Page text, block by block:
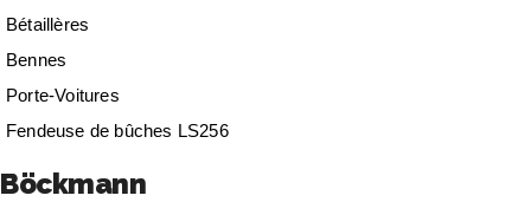
Bétaillères
Bennes
Porte-Voitures
Fendeuse de bûches LS256
Böckmann